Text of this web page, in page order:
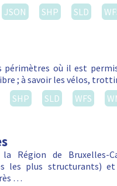
JSON SHP SLD
périmètres où il est
; à savoir les vélos,
SHP SLD WFS
Région de Bruxelles-
les plus structurants)
…